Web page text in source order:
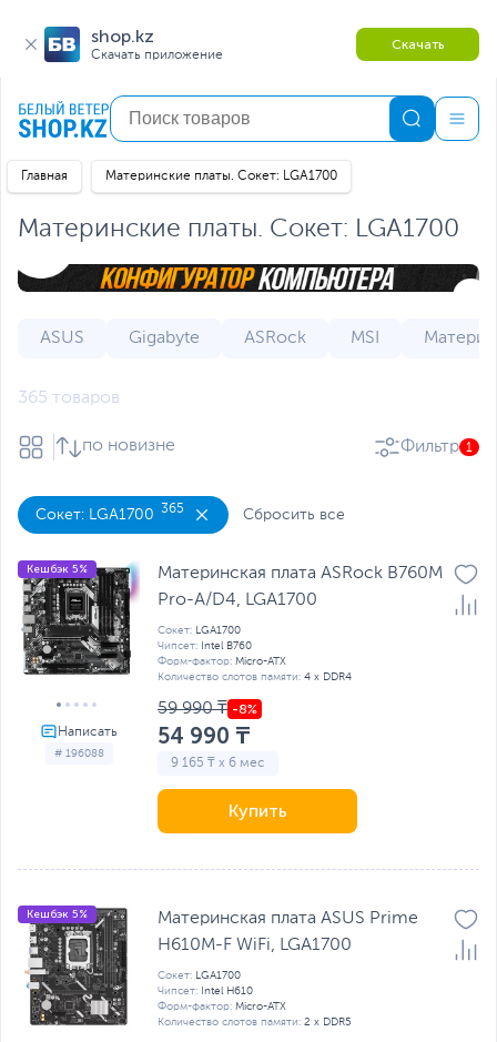
shop.kz
Скачать приложение
Скачать
Главная Материнские платы. Сокет: LGA1700
Материнские платы. Сокет: LGA1700
ASUS Gigabyte ASRock MSI
365 товаров
по новизне Фильтр 1
Сокет: LGA1700 365 Сбросить все
# 196088
Кешбэк 5%
Материнская плата ASRock B760M
Pro-A/D4, LGA1700
Сокет:
LGA1700
Чипсет: Intel B760
Форм-фактор: Micro-ATX
Количество слотов памяти: 4 x DDR4
59 990 ₸
54 990 ₸
9 165 ₸ x 6 мес
Купить
Кешбэк 5%
Материнская плата ASUS Prime
H610M-F WiFi, LGA1700
Сокет:
LGA1700
Чипсет: Intel H610
Форм-фактор: Micro-ATX
Количество слотов памяти: 2 x DDR5